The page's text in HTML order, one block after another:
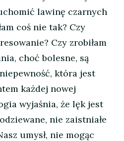
lawinę czarnych
coś nie tak? Czy
Czy zrobiłam
choć bolesne, są
która jest
każdej nowej
wyjaśnia, że lęk jest
nie zaistniałe
umysł, nie mogąc